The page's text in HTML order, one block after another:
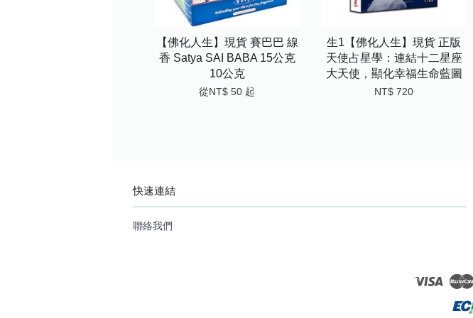
【佛化人生】現貨 賽巴巴 線
香 Satya SAI BABA 15公克
10公克
從 NT$ 50 起
生1【佛化人生】現貨 正版
天使占星學：連結十二星座
大天使，顯化幸福生命藍圖
NT$ 720
快速連結
聯絡我們
Visa